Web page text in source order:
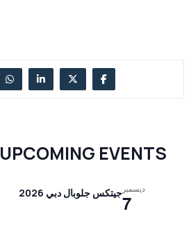
UPCOMING EVENTS
ديسمبر
7جيتكس جلوبال دبي 2026